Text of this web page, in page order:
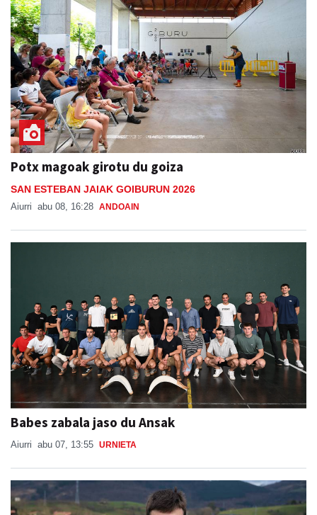
Potx magoak girotu du goiza
SAN ESTEBAN JAIAK GOIBURUN 2026
Aiurri abu 08, 16:28 ANDOAIN
Babes zabala jaso du Ansak
Aiurri abu 07, 13:55 URNIETA